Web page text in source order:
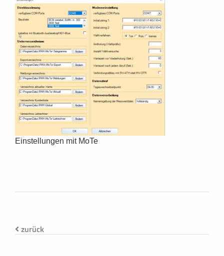
Einstellungen mit MoTe
zurück